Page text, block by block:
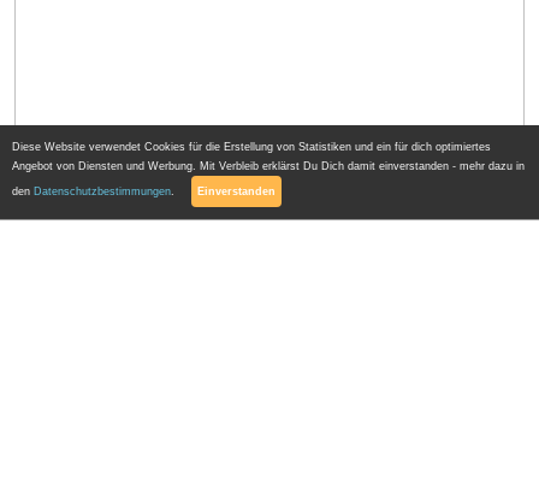
Diese Website verwendet Cookies für die Erstellung von Statistiken und ein für dich optimiertes
Angebot von Diensten und Werbung. Mit Verbleib erklärst Du Dich damit einverstanden - mehr dazu in
den Datenschutzbestimmungen. Einverstanden